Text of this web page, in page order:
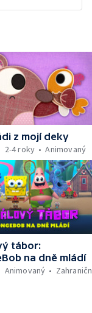
z mojí deky
2-4 roky Animovaný
tábor:
na dně mládí
Animovaný